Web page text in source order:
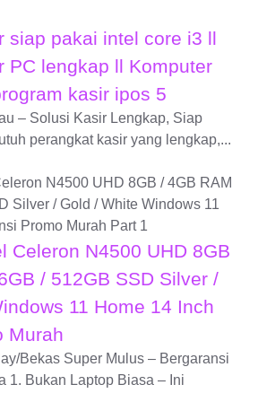
siap pakai intel core i3 ll
PC lengkap ll Komputer
kasir ipos 5
– Solusi Kasir Lengkap, Siap
perangkat kasir yang lengkap,...
Celeron N4500 UHD 8GB
/ 512GB SSD Silver /
11 Home 14 Inch
Murah
Bekas Super Mulus – Bergaransi
1. Bukan Laptop Biasa – Ini